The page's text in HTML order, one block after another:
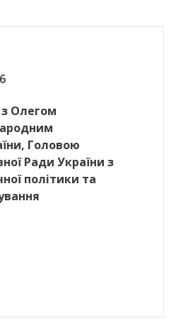
Олегом
Головою
Ради України з
політики та